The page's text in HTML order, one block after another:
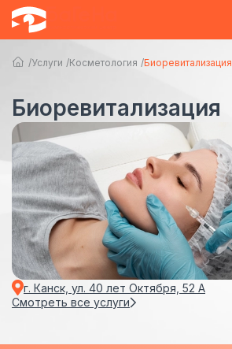
Услуги Косметология Биоревитализация
Биоревитализация
г. Канск, ул. 40 лет Октября, 52 А
Смотреть все услуги